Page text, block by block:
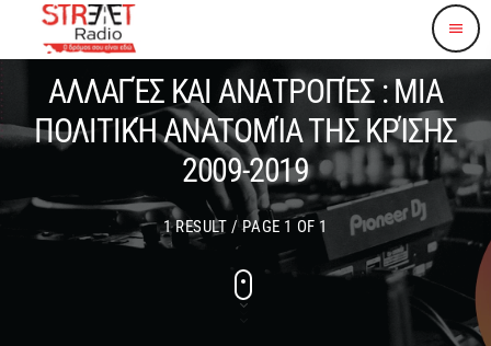
menu
ΑΛΛΑΓΈΣ ΚΑΙ ΑΝΑΤΡΟΠΈΣ : ΜΙΑ
ΠΟΛΙΤΙΚΉ ΑΝΑΤΟΜΊΑ ΤΗΣ ΚΡΊΣΗΣ
2009-2019
1 RESULT / PAGE 1 OF 1